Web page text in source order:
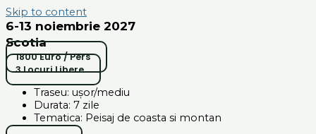
Skip to content
6-13 noiembrie 2027
Scotia
1800 Euro / Pers
3 Locuri Libere
Traseu: ușor/mediu
Durata: 7 zile
Tematica: Peisaj de coasta si montan